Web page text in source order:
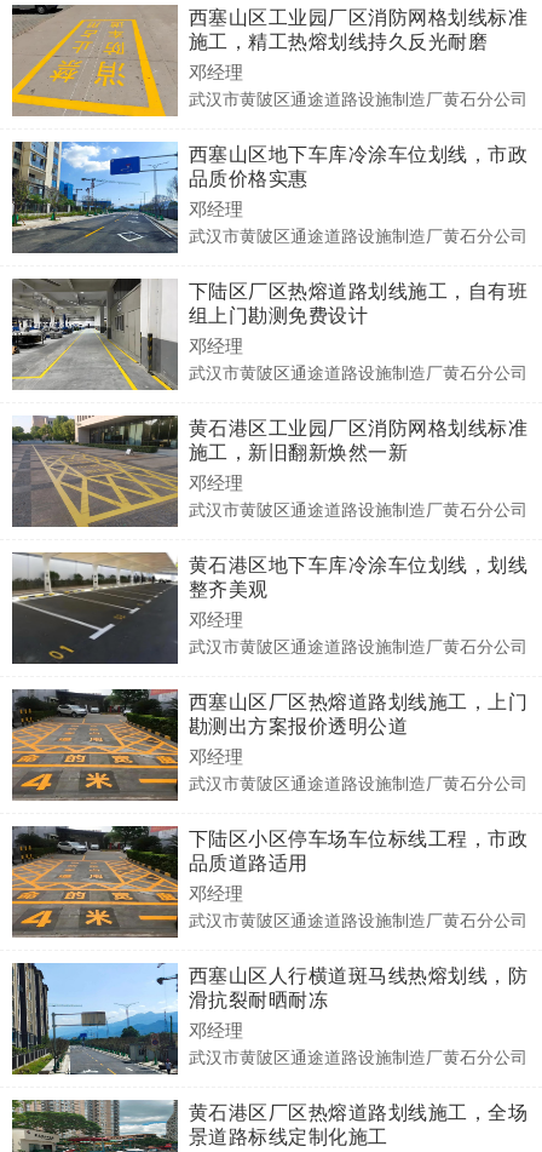
西塞山区工业园厂区消防网格划线标准
施工，精工热熔划线持久反光耐磨
邓经理
武汉市黄陂区通途道路设施制造厂黄石分公司
西塞山区地下车库冷涂车位划线，市政
品质价格实惠
邓经理
武汉市黄陂区通途道路设施制造厂黄石分公司
下陆区厂区热熔道路划线施工，自有班
组上门勘测免费设计
邓经理
武汉市黄陂区通途道路设施制造厂黄石分公司
黄石港区工业园厂区消防网格划线标准
施工，新旧翻新焕然一新
邓经理
武汉市黄陂区通途道路设施制造厂黄石分公司
黄石港区地下车库冷涂车位划线，划线
整齐美观
邓经理
武汉市黄陂区通途道路设施制造厂黄石分公司
西塞山区厂区热熔道路划线施工，上门
勘测出方案报价透明公道
邓经理
武汉市黄陂区通途道路设施制造厂黄石分公司
下陆区小区停车场车位标线工程，市政
品质道路适用
邓经理
武汉市黄陂区通途道路设施制造厂黄石分公司
西塞山区人行横道斑马线热熔划线，防
滑抗裂耐晒耐冻
邓经理
武汉市黄陂区通途道路设施制造厂黄石分公司
黄石港区厂区热熔道路划线施工，全场
景道路标线定制化施工